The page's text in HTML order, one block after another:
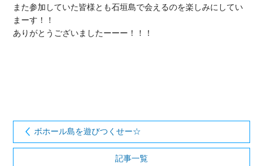
また参加していた皆様とも石垣島で会えるのを楽しみにしてい
まーす！！
ありがとうございましたーーー！！！
ボホール島を遊びつくせー☆
記事一覧